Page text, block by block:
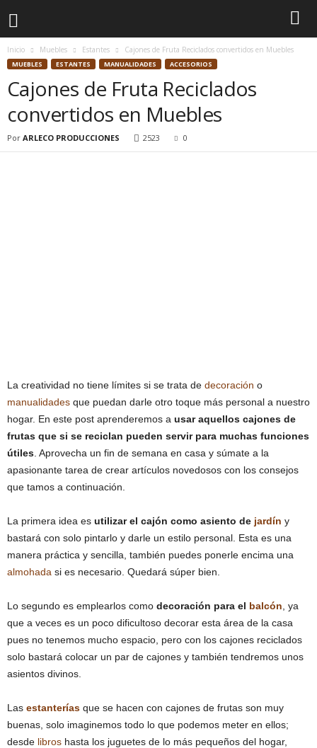
Inicio Muebles Estantes Cajones de Fruta Reciclados convertidos en Muebles
MUEBLES ESTANTES MANUALIDADES ACCESORIOS
Cajones de Fruta Reciclados
convertidos en Muebles
Por ARLECO PRODUCCIONES 2523 0
La creatividad no tiene límites si se trata de decoración o
manualidades que puedan darle otro toque más personal a nuestro
hogar. En este post aprenderemos a usar aquellos cajones de
frutas que si se reciclan pueden servir para muchas funciones
útiles . Aprovecha un fin de semana en casa y súmate a la
apasionante tarea de crear artículos novedosos con los consejos
que tamos a continuación.
La primera idea es utilizar el cajón como asiento de jardín y
bastará con solo pintarlo y darle un estilo personal. Esta es una
manera práctica y sencilla, también puedes ponerle encima una
almohada si es necesario. Quedará súper bien.
Lo segundo es emplearlos como decoración para el balcón , ya
que a veces es un poco dificultoso decorar esta área de la casa
pues no tenemos mucho espacio, pero con los cajones reciclados
solo bastará colocar un par de cajones y también tendremos unos
asientos divinos.
Las estanterías que se hacen con cajones de frutas son muy
buenas, solo imaginemos todo lo que podemos meter en ellos;
desde libros hasta los juguetes de lo más pequeños del hogar,